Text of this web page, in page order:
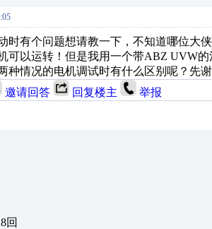
时有个问题想请教一下，不知道哪位大
可以运转！但是我用一个带ABZ UVW
种情况的电机调试时有什么区别呢？先
邀请回答 回复楼主 举报
回